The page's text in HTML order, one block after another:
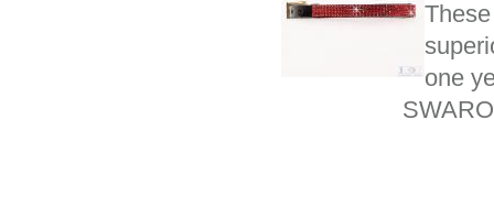
one